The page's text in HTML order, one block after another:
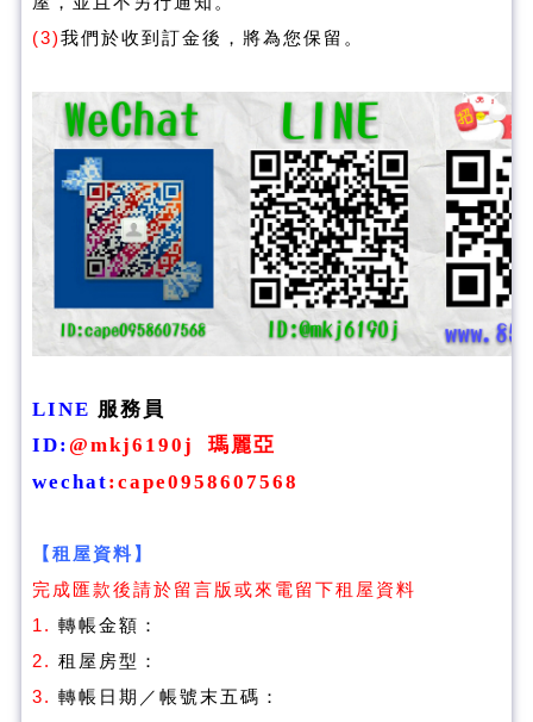
(3)我們於收到訂金後，將為您保留。
LINE 服務員
ID: @mkj6190j
瑪麗亞
wechat:cape0958607568
【租屋資料】
完成匯款後請於留言版或來電留下租屋資料
1. 轉帳金額：
2. 租屋房型：
3. 轉帳日期／帳號末五碼：